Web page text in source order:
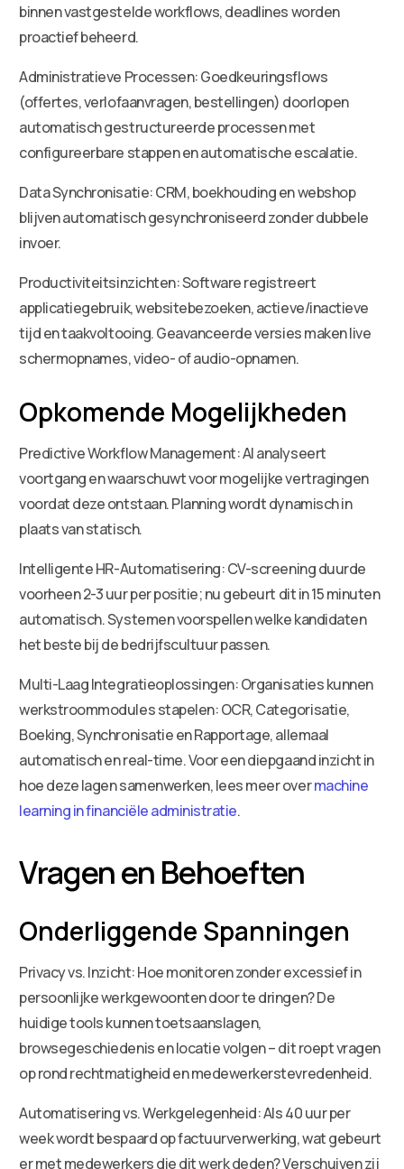
binnen vastgestelde workflows, deadlines worden
proactief beheerd.
Administratieve Processen: Goedkeuringsflows
(offertes, verlofaanvragen, bestellingen) doorlopen
automatisch gestructureerde processen met
configureerbare stappen en automatische escalatie.
Data Synchronisatie: CRM, boekhouding en webshop
blijven automatisch gesynchroniseerd zonder dubbele
invoer.
Productiviteitsinzichten: Software registreert
applicatiegebruik, websitebezoeken, actieve/inactieve
tijd en taakvoltooing. Geavanceerde versies maken live
schermopnames, video- of audio-opnamen.
Opkomende Mogelijkheden
Predictive Workflow Management: AI analyseert
voortgang en waarschuwt voor mogelijke vertragingen
voordat deze ontstaan. Planning wordt dynamisch in
plaats van statisch.
Intelligente HR-Automatisering: CV-screening duurde
voorheen 2-3 uur per positie; nu gebeurt dit in 15 minuten
automatisch. Systemen voorspellen welke kandidaten
het beste bij de bedrijfscultuur passen.
Multi-Laag Integratieoplossingen: Organisaties kunnen
werkstroommodules stapelen: OCR, Categorisatie,
Boeking, Synchronisatie en Rapportage, allemaal
automatisch en real-time. Voor een diepgaand inzicht in
hoe deze lagen samenwerken, lees meer overmachine
learning in financiële administratie.
Vragen en Behoeften
Onderliggende Spanningen
Privacy vs. Inzicht: Hoe monitoren zonder excessief in
persoonlijke werkgewoonten door te dringen? De
huidige tools kunnen toetsaanslagen,
browsegeschiedenis en locatie volgen – dit roept vragen
op rond rechtmatigheid en medewerkerstevredenheid.
Automatisering vs. Werkgelegenheid: Als 40 uur per
week wordt bespaard op factuurverwerking, wat gebeurt
er met medewerkers die dit werk deden? Verschuiven zij